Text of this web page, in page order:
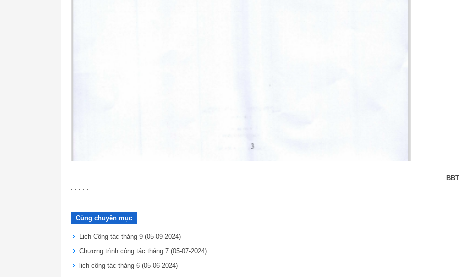
BBT
. . . . .
Cùng chuyên mục
Lich Công tác tháng 9 (05-09-2024)
Chương trình công tác tháng 7 (05-07-2024)
lich công tác tháng 6 (05-06-2024)